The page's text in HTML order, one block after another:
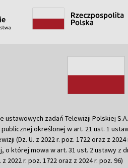
ustawowych zadań Telewizji Polskiej
określonej w art. 21 ust. 1
(Dz. U. z 2022 r. poz. 1722 oraz z
o której mowa w art. 31 ust. 2 ustawy z
2022 r. poz. 1722 oraz z 2024 r. poz. 96)